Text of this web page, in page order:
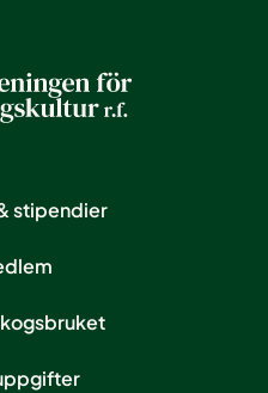
stipendier